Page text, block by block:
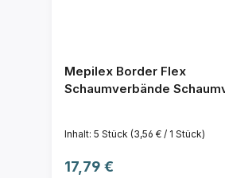
Mepilex Border Flex
Schaumverbände
Inhalt: 5 Stück (3,56 € / 1 Stück)
Regulärer Preis:
17,79 €